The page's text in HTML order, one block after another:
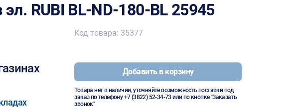
RUBI BL-ND-180-BL 25945
Код товара: 35377
Добавить в корзину
Товара нет в наличии, уточняйте возможность поставки под
заказ по телефону+7 (3822) 52-34-73 или по кнопке "Заказать
звонок"